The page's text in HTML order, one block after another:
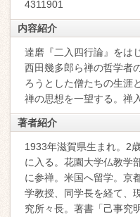
4311901
内容紹介
達磨『二入四行論』をは
西田幾多郎ら禅の哲学者
ろうとした僧たちの生涯
禅の思想を一望する。禅
著者紹介
1933年滋賀県生まれ。2
に入る。花園大学仏教学
に参禅。米国へ留学。京
学教授、同学長を経て、
究所々長。著書「己事究